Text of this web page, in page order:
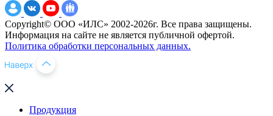
Copyright© ООО «ИЛС» 2002-2026г. Все права защищены.
Информация на сайте не является публичной офертой.
Политика обработки персональных данных.
Продукция